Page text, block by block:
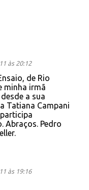
às 20:12
de Rio
minha irmã
a sua
Tatiana Campani
Abraços. Pedro
às 19:16